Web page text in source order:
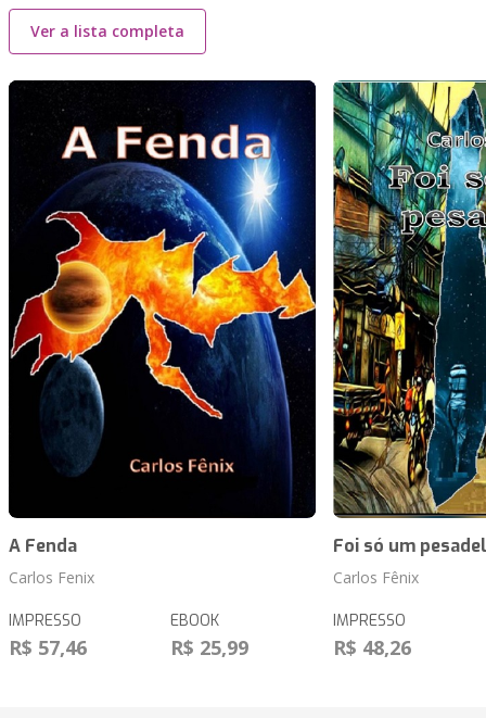
Ver a lista completa
A Fenda
Carlos Fenix
IMPRESSO
R$ 57,46
EBOOK
R$ 25,99
Foi só um
Carlos Fênix
IMPRESSO
R$ 48,26